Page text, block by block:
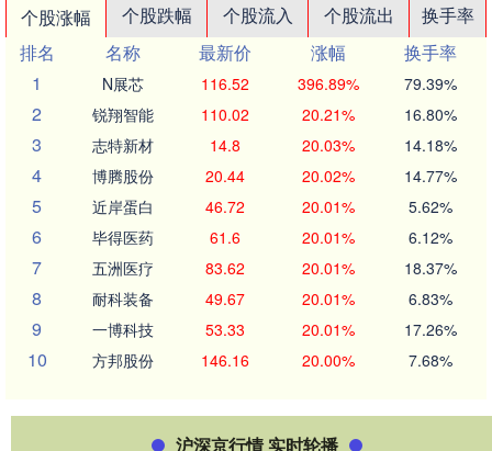
个股涨幅 个股跌幅 个股流入 个股流出
换手率
排名
名称 最新价 涨幅
换手率
1
N展芯 116.52 396.89% 79.39%
2 锐翔智能 110.02 20.21% 16.80%
3 志特新材 14.8 20.03% 14.18%
4 博腾股份 20.44 20.02% 14.77%
5 近岸蛋白 46.72 20.01% 5.62%
6 毕得医药 61.6 20.01% 6.12%
7 五洲医疗 83.62 20.01% 18.37%
8 耐科装备 49.67 20.01% 6.83%
9 一博科技 53.33 20.01% 17.26%
10 方邦股份 146.16 20.00% 7.68%
沪深京行情 实时轮播